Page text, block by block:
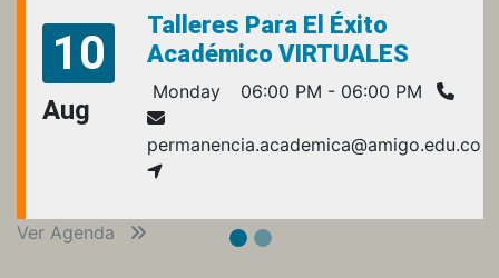
10
Aug
Talleres Para El Éxito
Académico VIRTUALES
Monday 06:00 PM - 06:00 PM
permanencia.academica@amigo.edu.co
Ver Agenda